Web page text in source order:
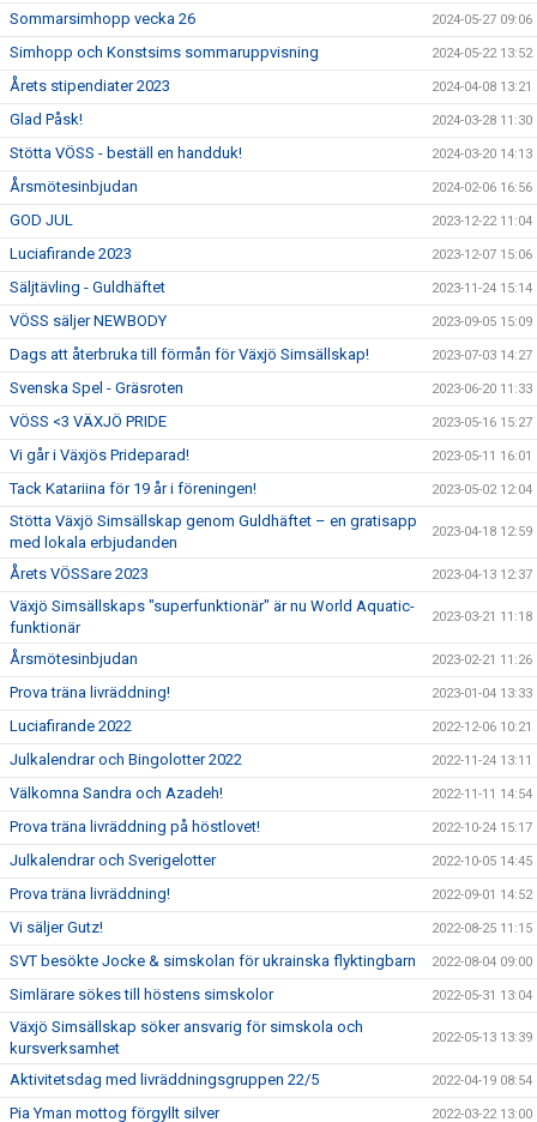
Sommarsimhopp vecka 26 2024-05-27 09:06
Simhopp och Konstsims sommaruppvisning 2024-05-22 13:52
Årets stipendiater 2023 2024-04-08 13:21
Glad Påsk! 2024-03-28 11:30
Stötta VÖSS - beställ en handduk! 2024-03-20 14:13
Årsmötesinbjudan 2024-02-06 16:56
GOD JUL 2023-12-22 11:04
Luciafirande 2023 2023-12-07 15:06
Säljtävling - Guldhäftet 2023-11-24 15:14
VÖSS säljer NEWBODY 2023-09-05 15:09
Dags att återbruka till förmån för Växjö Simsällskap! 2023-07-03 14:27
Svenska Spel - Gräsroten 2023-06-20 11:33
VÖSS <3 VÄXJÖ PRIDE 2023-05-16 15:27
Vi går i Växjös Prideparad! 2023-05-11 16:01
Tack Katariina för 19 år i föreningen! 2023-05-02 12:04
Stötta Växjö Simsällskap genom Guldhäftet – en gratisapp
med lokala erbjudanden
2023-04-18 12:59
Årets VÖSSare 2023 2023-04-13 12:37
Växjö Simsällskaps "superfunktionär" är nu World Aquatic-
funktionär
2023-03-21 11:18
Årsmötesinbjudan 2023-02-21 11:26
Prova träna livräddning! 2023-01-04 13:33
Luciafirande 2022 2022-12-06 10:21
Julkalendrar och Bingolotter 2022 2022-11-24 13:11
Välkomna Sandra och Azadeh! 2022-11-11 14:54
Prova träna livräddning på höstlovet! 2022-10-24 15:17
Julkalendrar och Sverigelotter 2022-10-05 14:45
Prova träna livräddning! 2022-09-01 14:52
Vi säljer Gutz! 2022-08-25 11:15
SVT besökte Jocke & simskolan för ukrainska flyktingbarn 2022-08-04 09:00
Simlärare sökes till höstens simskolor 2022-05-31 13:04
Växjö Simsällskap söker ansvarig för simskola och
kursverksamhet
2022-05-13 13:39
Aktivitetsdag med livräddningsgruppen 22/5 2022-04-19 08:54
Pia Yman mottog förgyllt silver 2022-03-22 13:00